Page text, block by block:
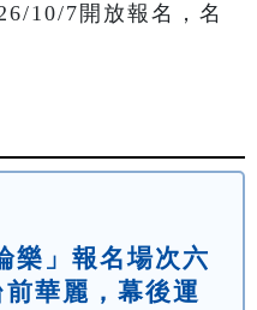
10/7開放報名，名
樂」報名場次六
華麗，幕後運